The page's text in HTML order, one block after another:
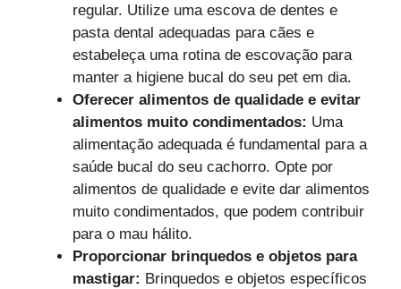
regular. Utilize uma escova de dentes e
pasta dental adequadas para cães e
estabeleça uma rotina de escovação para
manter a higiene bucal do seu pet em dia.
Oferecer alimentos de qualidade e evitar
alimentos muito condimentados: Uma
alimentação adequada é fundamental para a
saúde bucal do seu cachorro. Opte por
alimentos de qualidade e evite dar alimentos
muito condimentados, que podem contribuir
para o mau hálito.
Proporcionar brinquedos e objetos para
mastigar: Brinquedos e objetos específicos